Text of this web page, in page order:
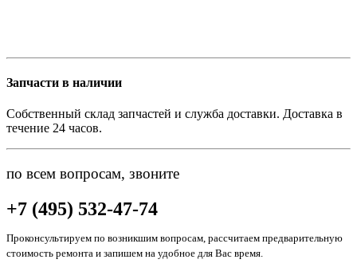
Запчасти в наличии
Собственный склад запчастей и служба доставки. Доставка в
течение 24 часов.
по всем вопросам, звоните
+7 (495) 532-47-74
Проконсультируем по возникшим вопросам, рассчитаем предварительную
стоимость ремонта и запишем на удобное для Вас время.